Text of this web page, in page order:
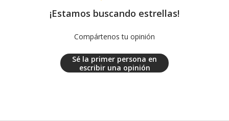
¡Estamos buscando estrellas!
Compártenos tu opinión
Sé la primer persona en
escribir una opinión